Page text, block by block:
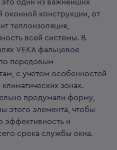
один из важнейших
оконной конструкции, от
теплоизоляция,
всей системы. В
VEKA фальцевое
передовым
с учётом особенностей
зонах.
продумали форму,
этого элемента, чтобы
эффективность и
срока службы окна.